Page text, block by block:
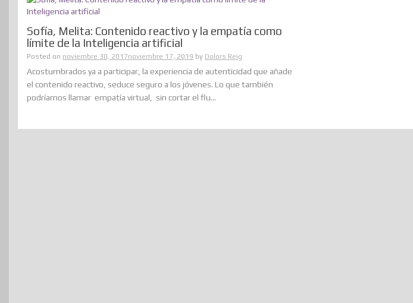
Sofía, Melita: Contenido reactivo y la empatía como
límite de la Inteligencia artificial
Posted on noviembre 30, 2017noviembre 17, 2019 by Dolors Reig
Acostumbrados ya a participar, la experiencia de autenticidad que añade
el contenido reactivo, seduce seguro a los jóvenes. Lo que también
podríamos llamar empatía virtual, sin cortar el flu...